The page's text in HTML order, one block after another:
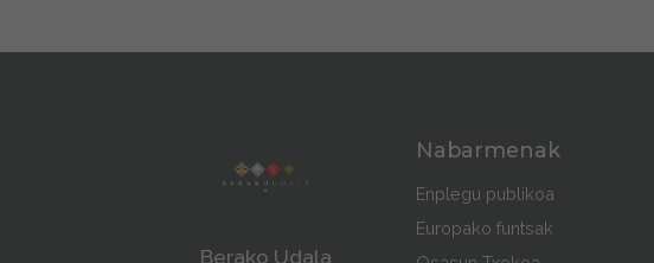
Berako Udala
Nabarmenak
Enplegu publikoa
Europako funtsak